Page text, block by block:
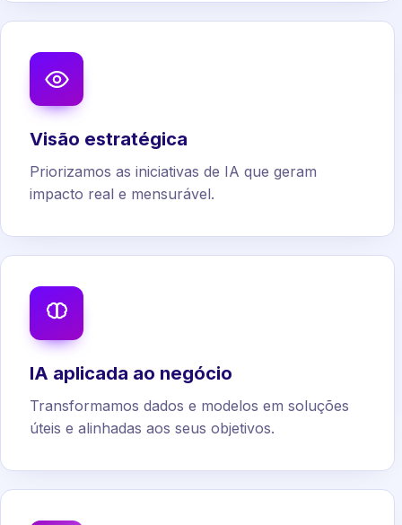
Visão estratégica
Priorizamos as iniciativas de IA que geram
impacto real e mensurável.
IA aplicada ao negócio
Transformamos dados e modelos em soluções
úteis e alinhadas aos seus objetivos.